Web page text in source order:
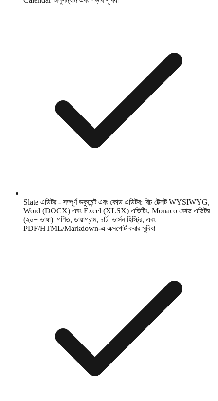
Slate এডিটর - সম্পূর্ণ ডকুমেন্ট এবং কোড এডিটর: রিচ টেক্সট WYSIWYG,
Word (DOCX) এবং Excel (XLSX) এডিটিং, Monaco কোড এডিটর
(২০+ ভাষা), গণিত, ডায়াগ্রাম, চার্ট, ভার্সন হিস্ট্রি, এবং
PDF/HTML/Markdown-এ এক্সপোর্ট করার সুবিধা